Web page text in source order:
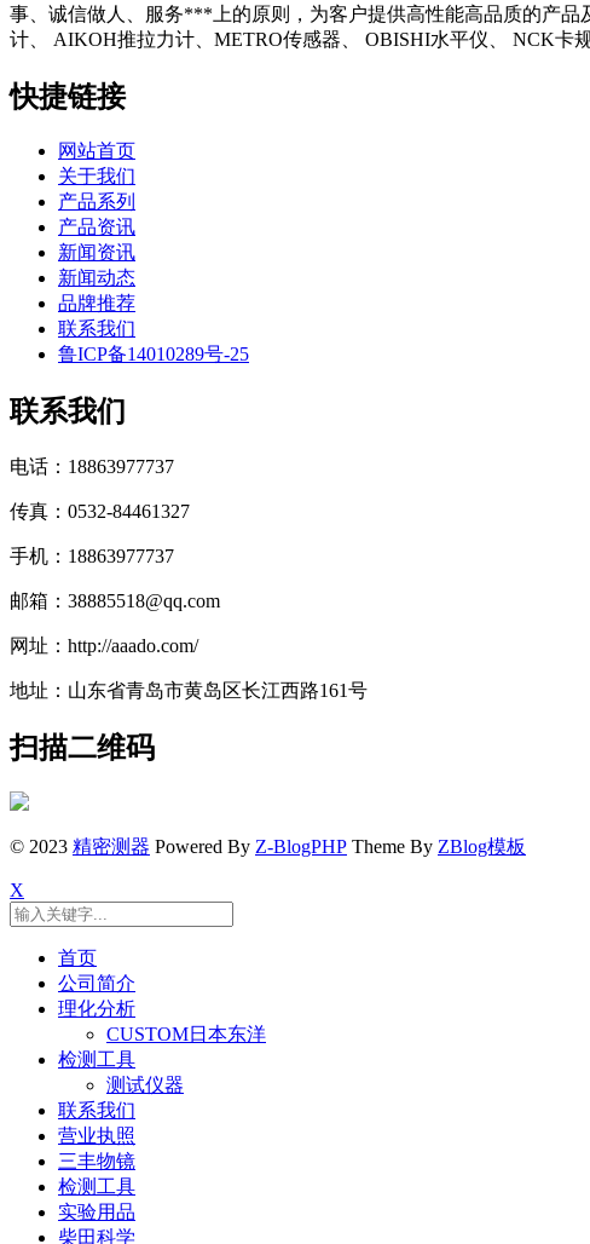
事、诚信做人、服务***上的原则，为客户提供高性能高品质的产
计、 AIKOH推拉力计、METRO传感器、 OBISHI水平仪、 NCK卡
快捷链接
网站首页
关于我们
产品系列
产品资讯
新闻资讯
新闻动态
品牌推荐
联系我们
鲁ICP备14010289号-25
联系我们
电话：18863977737
传真：0532-84461327
手机：18863977737
邮箱：38885518@qq.com
网址：http://aaado.com/
地址：山东省青岛市黄岛区长江西路161号
扫描二维码
© 2023 精密测器 Powered By Z-BlogPHP Theme By ZBlog模板
X
首页
公司简介
理化分析
CUSTOM日本东洋
检测工具
测试仪器
联系我们
营业执照
三丰物镜
检测工具
实验用品
柴田科学